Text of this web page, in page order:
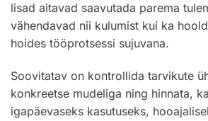
lisad aitavad saavutada parema
vähendavad nii kulumist kui ka
hoides tööprotsessi sujuvana.
Soovitatav on kontrollida tarvikute
konkreetse mudeliga ning hinnata,
igapäevaseks kasutuseks,